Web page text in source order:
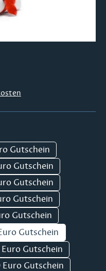
Gutschein
Gutschein
Gutschein
Gutschein
Gutschein
Gutschein
Gutschein
Euro Gutschein